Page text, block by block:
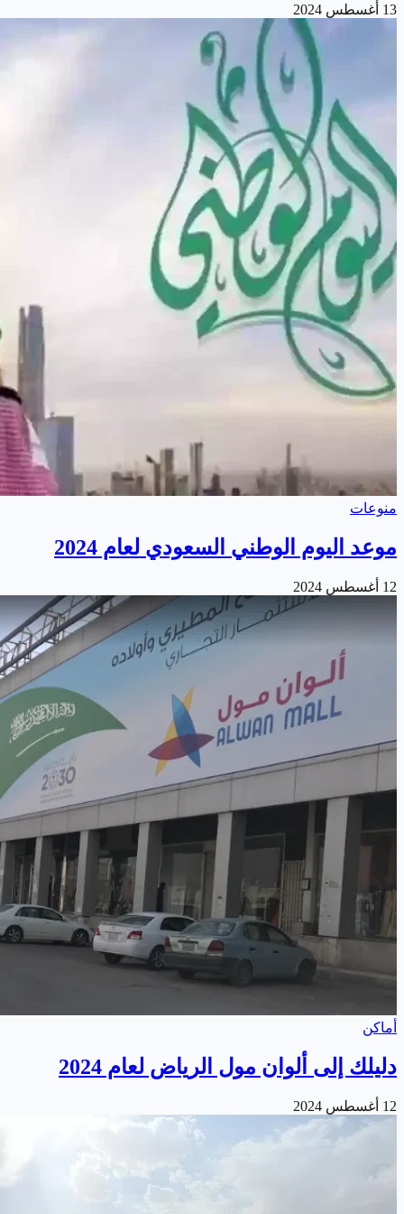
13 أغسطس 2024
منوعات
موعد اليوم الوطني السعودي لعام 2024
12 أغسطس 2024
أماكن
دليلك إلى ألوان مول الرياض لعام 2024
12 أغسطس 2024